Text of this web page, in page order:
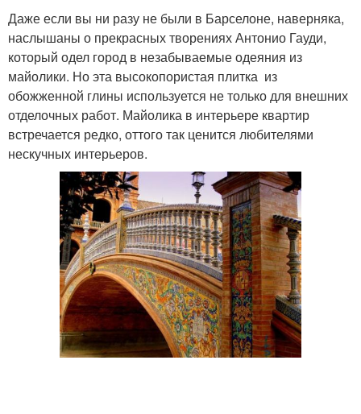
Даже если вы ни разу не были в Барселоне, наверняка,
наслышаны о прекрасных творениях Антонио Гауди,
который одел город в незабываемые одеяния из
майолики. Но эта высокопористая плитка из
обожженной глины используется не только для внешних
отделочных работ. Майолика в интерьере квартир
встречается редко, оттого так ценится любителями
нескучных интерьеров.